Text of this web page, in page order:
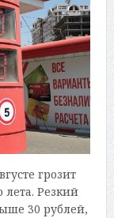
грозит
лета. Резкий
30 рублей,